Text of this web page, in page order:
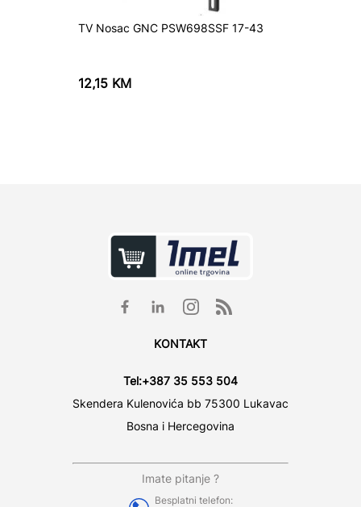
TV Nosac GNC PSW698SSF 17-43
12,15 KM
KONTAKT
Tel:+387 35 553 504
Skendera Kulenovića bb 75300 Lukavac
Bosna i Hercegovina
Imate pitanje ?
Besplatni telefon: